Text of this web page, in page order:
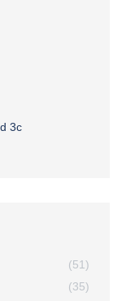
3c
(51)
(35)